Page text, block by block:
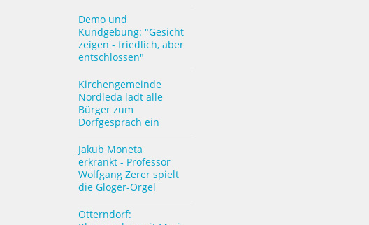
Demo und
Kundgebung: "Gesicht
zeigen - friedlich, aber
entschlossen"
Kirchengemeinde
Nordleda lädt alle
Bürger zum
Dorfgespräch ein
Jakub Moneta
erkrankt - Professor
Wolfgang Zerer spielt
die Gloger-Orgel
Otterndorf: